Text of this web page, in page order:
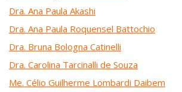
Dra. Ana Paula Akashi
Dra. Ana Paula Roquensel Battochio
Dra. Bruna Bologna Catinelli
Dra. Carolina Tarcinalli de Souza
Me. Célio Guilherme Lombardi Daibem